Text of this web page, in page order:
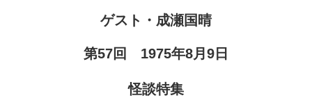
ゲスト・成瀬国晴
第57回 1975年8月9日
怪談特集